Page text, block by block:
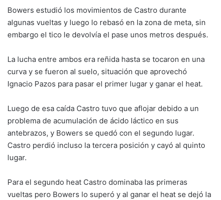
Bowers estudió los movimientos de Castro durante
algunas vueltas y luego lo rebasó en la zona de meta, sin
embargo el tico le devolvía el pase unos metros después.
La lucha entre ambos era reñida hasta se tocaron en una
curva y se fueron al suelo, situación que aprovechó
Ignacio Pazos para pasar el primer lugar y ganar el heat.
Luego de esa caída Castro tuvo que aflojar debido a un
problema de acumulación de ácido láctico en sus
antebrazos, y Bowers se quedó con el segundo lugar.
Castro perdió incluso la tercera posición y cayó al quinto
lugar.
Para el segundo heat Castro dominaba las primeras
vueltas pero Bowers lo superó y al ganar el heat se dejó la